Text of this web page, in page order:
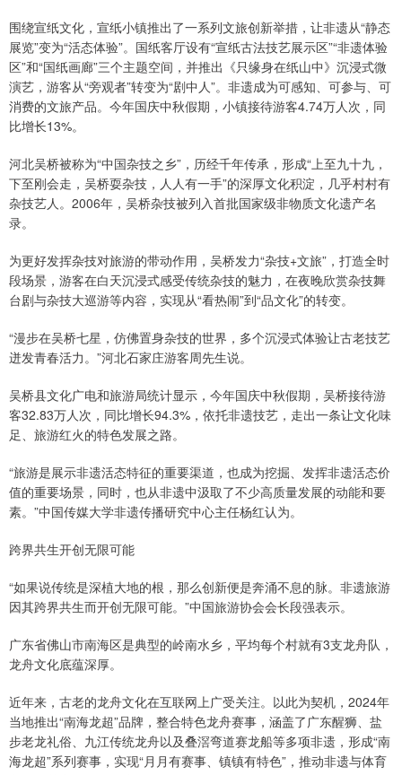
围绕宣纸文化，宣纸小镇推出了一系列文旅创新举措，让非遗从“静态
展览”变为“活态体验”。国纸客厅设有“宣纸古法技艺展示区”“非遗体验
区”和“国纸画廊”三个主题空间，并推出《只缘身在纸山中》沉浸式微
演艺，游客从“旁观者”转变为“剧中人”。非遗成为可感知、可参与、可
消费的文旅产品。今年国庆中秋假期，小镇接待游客4.74万人次，同
比增长13%。
河北吴桥被称为“中国杂技之乡”，历经千年传承，形成“上至九十九，
下至刚会走，吴桥耍杂技，人人有一手”的深厚文化积淀，几乎村村有
杂技艺人。2006年，吴桥杂技被列入首批国家级非物质文化遗产名
录。
为更好发挥杂技对旅游的带动作用，吴桥发力“杂技+文旅”，打造全时
段场景，游客在白天沉浸式感受传统杂技的魅力，在夜晚欣赏杂技舞
台剧与杂技大巡游等内容，实现从“看热闹”到“品文化”的转变。
“漫步在吴桥七星，仿佛置身杂技的世界，多个沉浸式体验让古老技艺
迸发青春活力。”河北石家庄游客周先生说。
吴桥县文化广电和旅游局统计显示，今年国庆中秋假期，吴桥接待游
客32.83万人次，同比增长94.3%，依托非遗技艺，走出一条让文化味
足、旅游红火的特色发展之路。
“旅游是展示非遗活态特征的重要渠道，也成为挖掘、发挥非遗活态价
值的重要场景，同时，也从非遗中汲取了不少高质量发展的动能和要
素。”中国传媒大学非遗传播研究中心主任杨红认为。
跨界共生开创无限可能
“如果说传统是深植大地的根，那么创新便是奔涌不息的脉。非遗旅游
因其跨界共生而开创无限可能。”中国旅游协会会长段强表示。
广东省佛山市南海区是典型的岭南水乡，平均每个村就有3支龙舟队，
龙舟文化底蕴深厚。
近年来，古老的龙舟文化在互联网上广受关注。以此为契机，2024年
当地推出“南海龙超”品牌，整合特色龙舟赛事，涵盖了广东醒狮、盐
步老龙礼俗、九江传统龙舟以及叠滘弯道赛龙船等多项非遗，形成“南
海龙超”系列赛事，实现“月月有赛事、镇镇有特色”，推动非遗与体育